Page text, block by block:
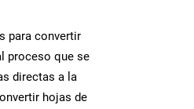
para convertir
proceso que se
directas a la
hojas de